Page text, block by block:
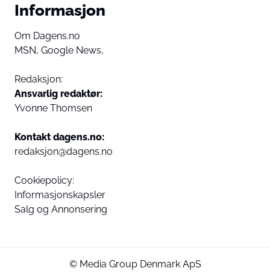
Informasjon
Om Dagens.no
MSN, Google News,
Redaksjon:
Ansvarlig redaktør:
Yvonne Thomsen
Kontakt dagens.no:
redaksjon@dagens.no
Cookiepolicy:
Informasjonskapsler
Salg og Annonsering
© Media Group Denmark ApS